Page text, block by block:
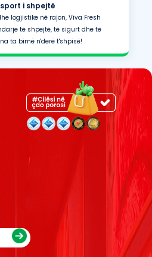
i shpejtë
logjistike në rajon, Viva Fresh
të shpejtë, të sigurt dhe të
ta bimë n'derë t'shpisë!